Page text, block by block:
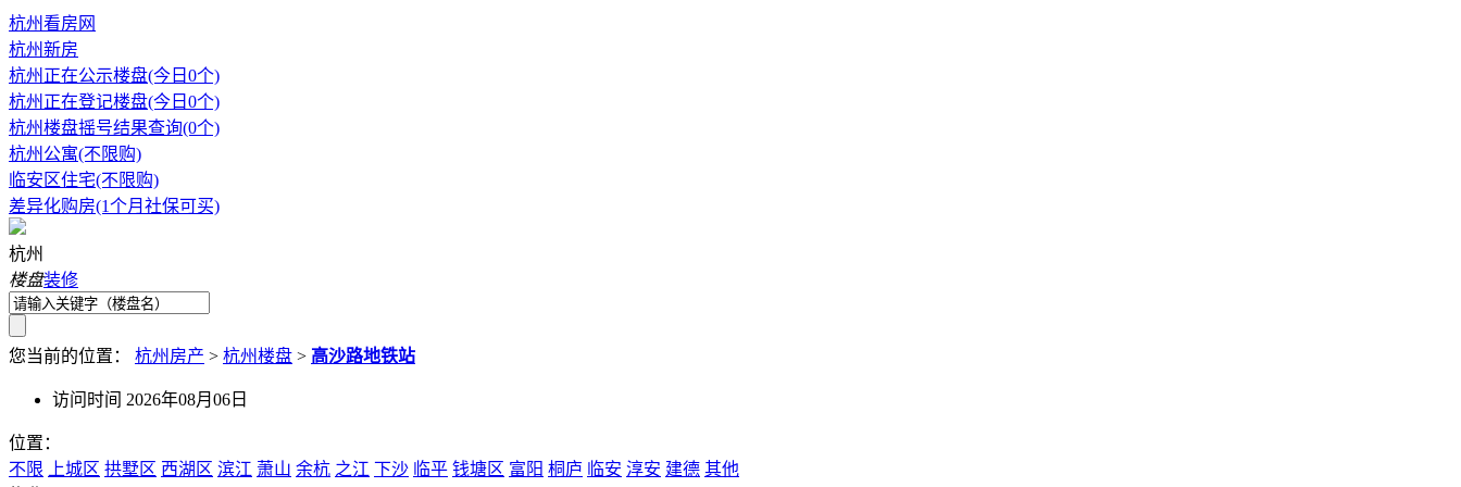
杭州看房网
杭州新房
杭州正在公示楼盘(今日0个)
杭州正在登记楼盘(今日0个)
杭州楼盘摇号结果查询(0个)
杭州公寓(不限购)
临安区住宅(不限购)
差异化购房(1个月社保可买)
杭州
楼盘装修
您当前的位置： 杭州房产 > 杭州楼盘 > 高沙路地铁站
访问时间 2026年08月06日
位置：
不限
上城区 拱墅区 西湖区 滨江 萧山 余杭 之江 下沙 临平 钱塘区 富阳 桐庐 临安 淳安 建德 其他